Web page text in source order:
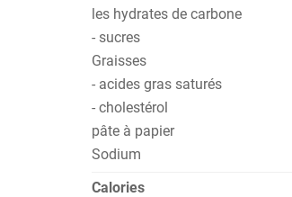
les hydrates de carbone
- sucres
Graisses
- acides gras saturés
- cholestérol
pâte à papier
Sodium
Calories